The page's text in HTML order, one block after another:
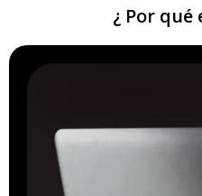
¿ Por qué